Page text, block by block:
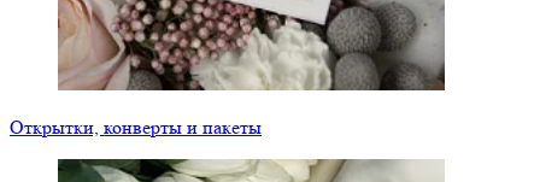
Открытки, конверты и пакеты